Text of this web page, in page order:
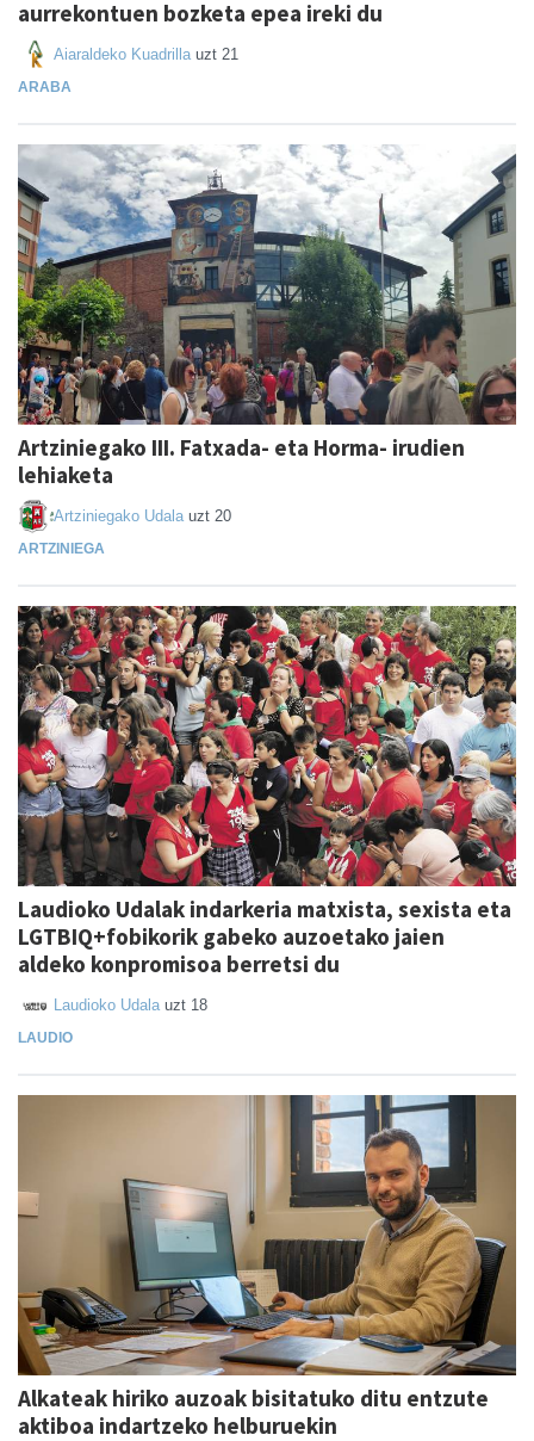
aurrekontuen bozketa epea ireki du
Aiaraldeko Kuadrilla uzt 21
ARABA
Artziniegako III. Fatxada- eta Horma- irudien
lehiaketa
Artziniegako Udala uzt 20
ARTZINIEGA
Laudioko Udalak indarkeria matxista, sexista eta
LGTBIQ+fobikorik gabeko auzoetako jaien
aldeko konpromisoa berretsi du
Laudioko Udala uzt 18
LAUDIO
Alkateak hiriko auzoak bisitatuko ditu entzute
aktiboa indartzeko helburuekin